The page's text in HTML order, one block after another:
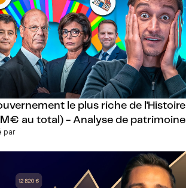
le plus riche de l'Histoire
au total) - Analyse de patrimoine
par